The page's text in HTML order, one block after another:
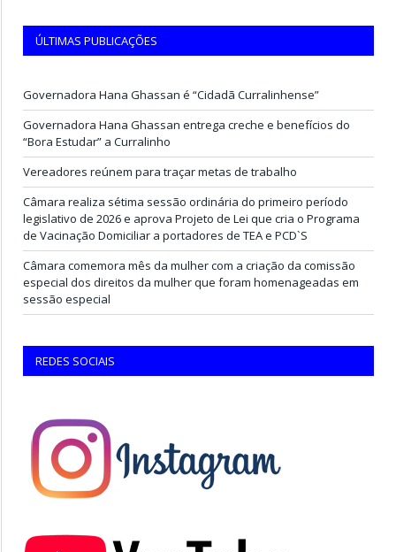
ÚLTIMAS PUBLICAÇÕES
Governadora Hana Ghassan é “Cidadã Curralinhense”
Governadora Hana Ghassan entrega creche e benefícios do
“Bora Estudar” a Curralinho
Vereadores reúnem para traçar metas de trabalho
Câmara realiza sétima sessão ordinária do primeiro período
legislativo de 2026 e aprova Projeto de Lei que cria o Programa
de Vacinação Domiciliar a portadores de TEA e PCD`S
Câmara comemora mês da mulher com a criação da comissão
especial dos direitos da mulher que foram homenageadas em
sessão especial
REDES SOCIAIS